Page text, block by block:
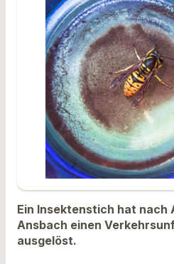
Ein Insektenstich hat nach
Ansbach einen
ausgelöst.